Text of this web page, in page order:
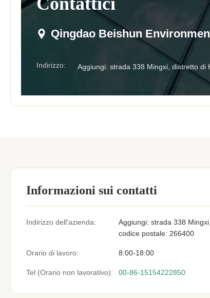
Qingdao Beishun
Indirizzo: Aggiungi: strada 338 Mingxi, distretto
Informazioni sui contatti
Indirizzo dell'azienda:
Aggiungi: strada 338
codice postale: 266400
Orario di lavoro: 8:00-18:00
Tel (Orario non lavorativo): 00-86-15154222850